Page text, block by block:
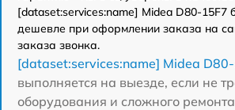
[dataset:services:name] Midea D80-15F7
дешевле при оформлении заказа на
заказа звонка.
[dataset:services:name] Midea
выполняется на выезде, если не
оборудования и сложного